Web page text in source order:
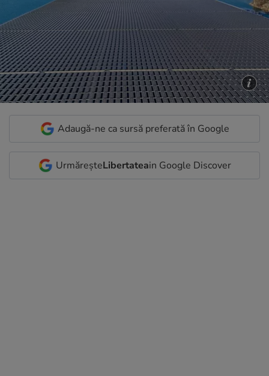
Adaugă-ne ca sursă preferată în Google
UrmăreșteLibertateain Google Discover